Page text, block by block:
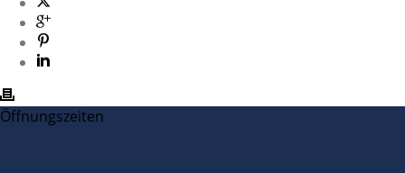
Öffnungszeiten